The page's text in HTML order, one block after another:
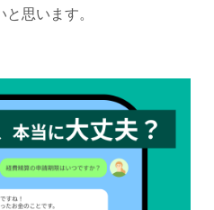
思います。